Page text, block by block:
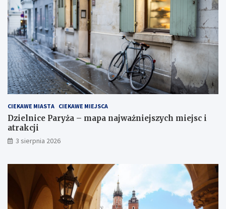
CIEKAWE MIASTA CIEKAWE MIEJSCA
Dzielnice Paryża – mapa najważniejszych miejsc i
atrakcji
3 sierpnia 2026